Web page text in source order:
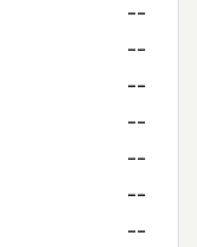
--
--
--
--
--
--
--